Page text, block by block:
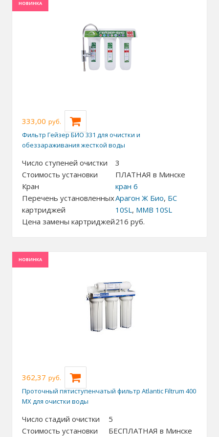
НОВИНКА
333,00 руб.
Фильтр Гейзер БИО 331 для очистки и
обеззараживания жесткой воды
Число ступеней очистки
3
Стоимость установки
ПЛАТНАЯ в Минске
Кран
кран 6
Перечень установленных
картриджей
Арагон Ж Био, БС
10SL, ММВ 10SL
Цена замены картриджей216 руб.
НОВИНКА
362,37 руб.
Проточный пятиступенчатый фильтр Atlantic Filtrum 400
MX для очистки воды
Число стадий очистки
5
Стоимость установки
БЕСПЛАТНАЯ в Минске